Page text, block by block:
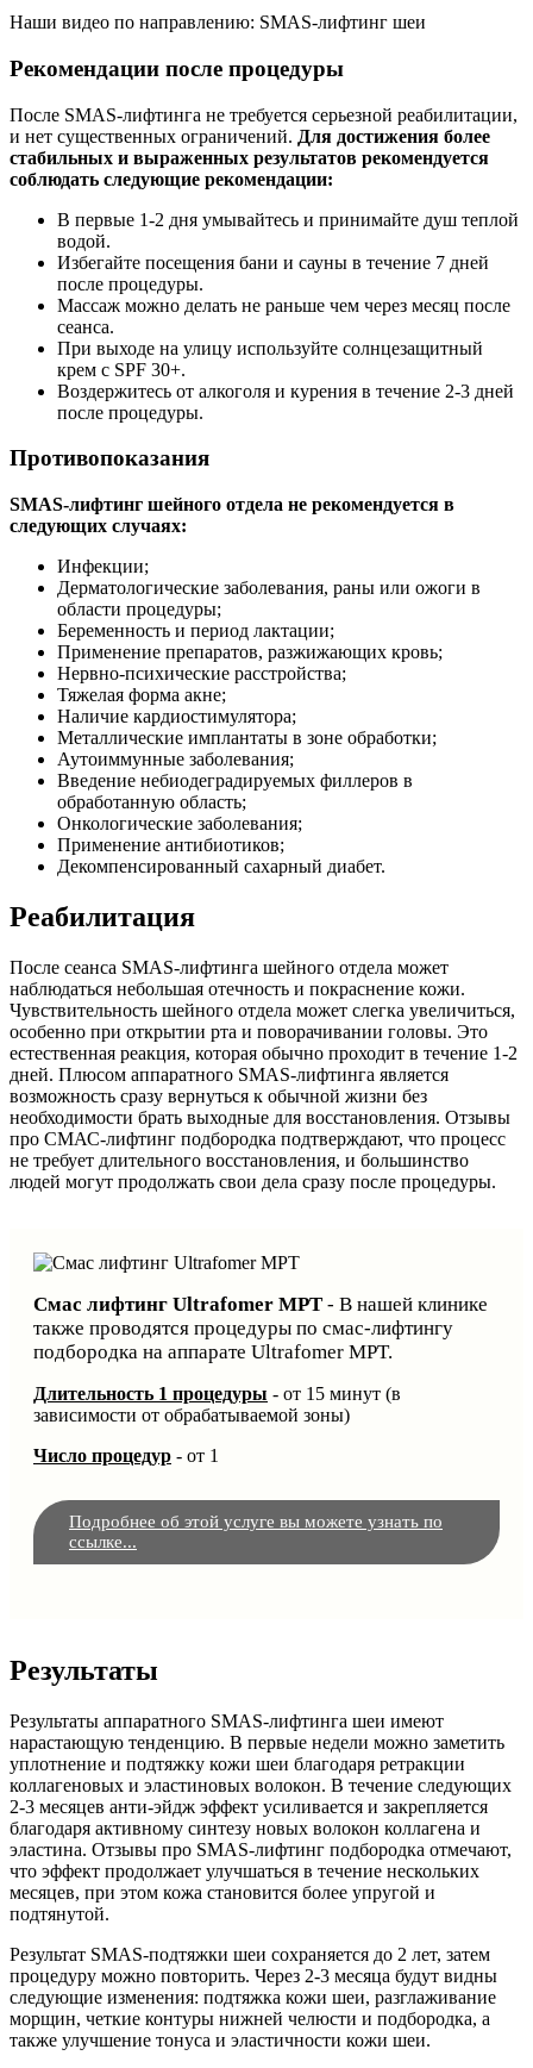
Наши видео по направлению: SMAS-лифтинг шеи
Рекомендации после процедуры
После SMAS-лифтинга не требуется серьезной реабилитации,
и нет существенных ограничений. Для достижения более
стабильных и выраженных результатов рекомендуется
соблюдать следующие рекомендации:
В первые 1-2 дня умывайтесь и принимайте душ теплой
водой.
Избегайте посещения бани и сауны в течение 7 дней
после процедуры.
Массаж можно делать не раньше чем через месяц после
сеанса.
При выходе на улицу используйте солнцезащитный
крем с SPF 30+.
Воздержитесь от алкоголя и курения в течение 2-3 дней
после процедуры.
Противопоказания
SMAS-лифтинг шейного отдела не рекомендуется в
следующих случаях:
Инфекции;
Дерматологические заболевания, раны или ожоги в
области процедуры;
Беременность и период лактации;
Применение препаратов, разжижающих кровь;
Нервно-психические расстройства;
Тяжелая форма акне;
Наличие кардиостимулятора;
Металлические имплантаты в зоне обработки;
Аутоиммунные заболевания;
Введение небиодеградируемых филлеров в
обработанную область;
Онкологические заболевания;
Применение антибиотиков;
Декомпенсированный сахарный диабет.
Реабилитация
После сеанса SMAS-лифтинга шейного отдела может
наблюдаться небольшая отечность и покраснение кожи.
Чувствительность шейного отдела может слегка увеличиться,
особенно при открытии рта и поворачивании головы. Это
естественная реакция, которая обычно проходит в течение 1-2
дней. Плюсом аппаратного SMAS-лифтинга является
возможность сразу вернуться к обычной жизни без
необходимости брать выходные для восстановления. Отзывы
про СМАС-лифтинг подбородка подтверждают, что процесс
не требует длительного восстановления, и большинство
людей могут продолжать свои дела сразу после процедуры.
Смас лифтинг Ultrafomer MPT - В нашей клинике
также проводятся процедуры по смас-лифтингу
подбородка на аппарате Ultrafomer MPT.
Длительность 1 процедуры - от 15 минут (в
зависимости от обрабатываемой зоны)
Число процедур - от 1
Подробнее об этой услуге вы можете узнать по
ссылке...
Результаты
Результаты аппаратного SMAS-лифтинга шеи имеют
нарастающую тенденцию. В первые недели можно заметить
уплотнение и подтяжку кожи шеи благодаря ретракции
коллагеновых и эластиновых волокон. В течение следующих
2-3 месяцев анти-эйдж эффект усиливается и закрепляется
благодаря активному синтезу новых волокон коллагена и
эластина. Отзывы про SMAS-лифтинг подбородка отмечают,
что эффект продолжает улучшаться в течение нескольких
месяцев, при этом кожа становится более упругой и
подтянутой.
Результат SMAS-подтяжки шеи сохраняется до 2 лет, затем
процедуру можно повторить. Через 2-3 месяца будут видны
следующие изменения: подтяжка кожи шеи, разглаживание
морщин, четкие контуры нижней челюсти и подбородка, а
также улучшение тонуса и эластичности кожи шеи.